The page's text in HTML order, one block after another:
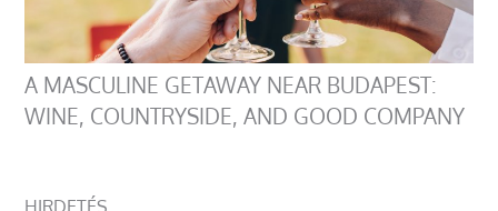
A MASCULINE GETAWAY NEAR BUDAPEST:
WINE, COUNTRYSIDE, AND GOOD COMPANY
HIRDETÉS